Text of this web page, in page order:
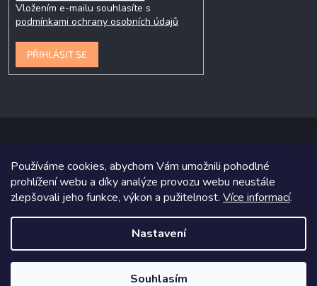
Používáme cookies, abychom Vám umožnili pohodlné
prohlížení webu a díky analýze provozu webu neustále
zlepšovali jeho funkce, výkon a pužitelnost. Více informací.
Nastavení
Souhlasím
Vložením e-mailu souhlasíte s
podmínkami ochrany osobních údajů
PŘIHLÁSIT SE
Copyright 2026P&P Krmiva. Všechna práva vyhrazena.
Grafický návrh vytvořil a na Shoptet implementoval Tomáš Hlad
Shoptetak.cz.